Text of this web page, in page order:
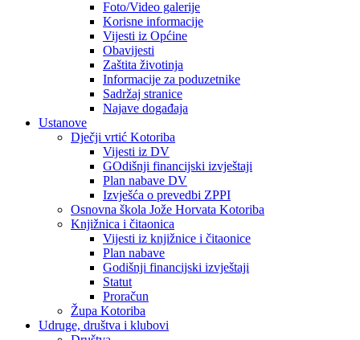
Foto/Video galerije
Korisne informacije
Vijesti iz Općine
Obavijesti
Zaštita životinja
Informacije za poduzetnike
Sadržaj stranice
Najave događaja
Ustanove
Dječji vrtić Kotoriba
Vijesti iz DV
GOdišnji financijski izvještaji
Plan nabave DV
Izvješća o prevedbi ZPPI
Osnovna škola Jože Horvata Kotoriba
Knjižnica i čitaonica
Vijesti iz knjižnice i čitaonice
Plan nabave
Godišnji financijski izvještaji
Statut
Proračun
Župa Kotoriba
Udruge, društva i klubovi